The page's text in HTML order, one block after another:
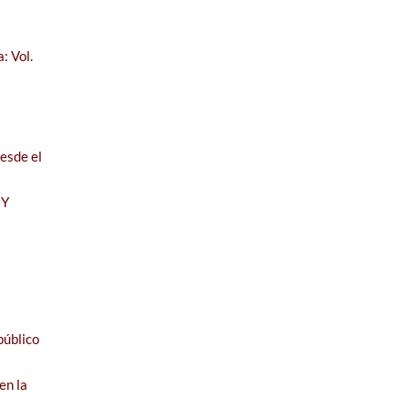
Vol.
el
la